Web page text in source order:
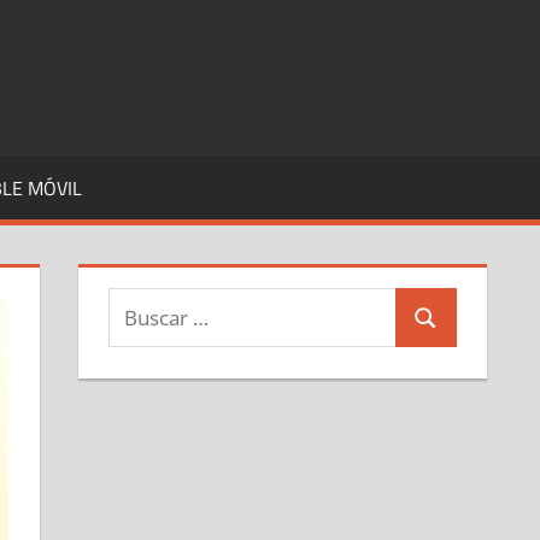
MÓVIL
Buscar:
Buscar